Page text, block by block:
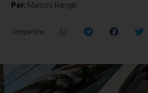
Por: Marcos Rangel
Compartilhe: